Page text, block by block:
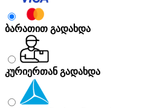
ბარათით გადახდა
კურიერთან გადახდა